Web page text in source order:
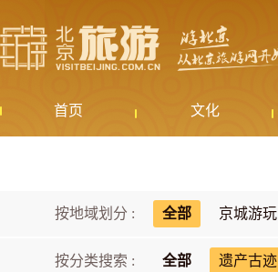
首页 文化
按地域划分 : 全部 京城游玩
按分类搜索 : 全部 遗产古迹